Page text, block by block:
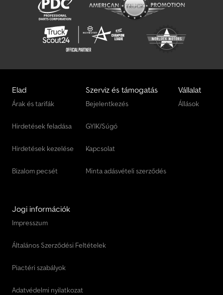
Elad
Árak és tarifák
Hirdetések feladása
Hirdetések kezelése
Bizalom pecsét
Szerviz és támogatás
Bejelentkezés
GYIK/Súgó
Kapcsolat
Minta adásvételi szerződés
Vállalat
Állások
Jogi információk
Impresszum
Általános Szerződési Feltételek
Piactéri szabályok
Adatvédelmi nyilatkozat